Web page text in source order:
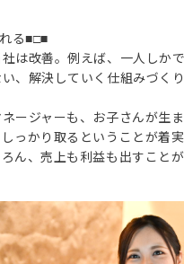
る■□■
は改善。例えば、一人しか
、解決していく仕組みづく
ージャーも、お子さんが生
っかり取るということが着
ん、売上も利益も出すこと